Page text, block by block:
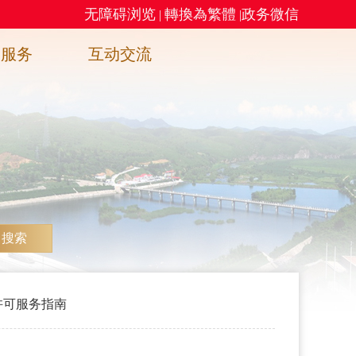
无障碍浏览 | 轉換為繁體 |政务微信
务 互动交流
搜索
服务指南